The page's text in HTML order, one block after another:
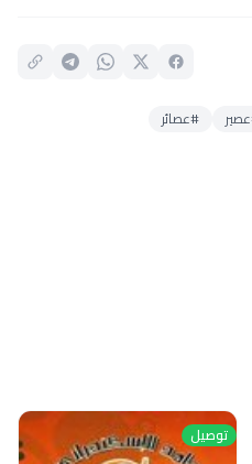
#عصائر
توصيل